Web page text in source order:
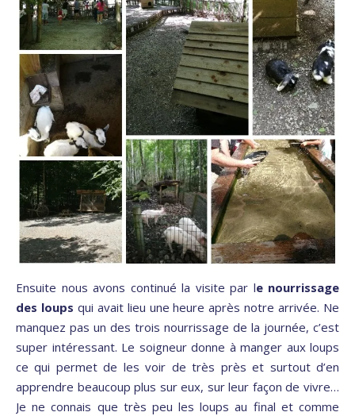
Ensuite nous avons continué la visite par le nourrissage
des loups qui avait lieu une heure après notre arrivée. Ne
manquez pas un des trois nourrissage de la journée, c’est
super intéressant. Le soigneur donne à manger aux loups
ce qui permet de les voir de très près et surtout d’en
apprendre beaucoup plus sur eux, sur leur façon de vivre…
Je ne connais que très peu les loups au final et comme